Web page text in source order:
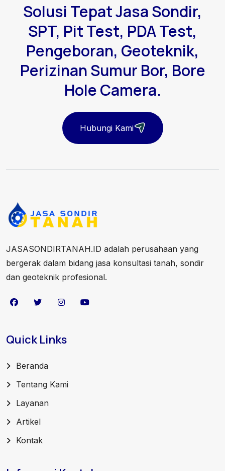
Solusi Tepat Jasa Sondir,
SPT, Pit Test, PDA Test,
Pengeboran, Geoteknik,
Perizinan Sumur Bor, Bore
Hole Camera.
Hubungi Kami
JASASONDIRTANAH.ID adalah perusahaan yang
bergerak dalam bidang jasa konsultasi tanah, sondir
dan geoteknik profesional.
Quick Links
Beranda
Tentang Kami
Layanan
Artikel
Kontak